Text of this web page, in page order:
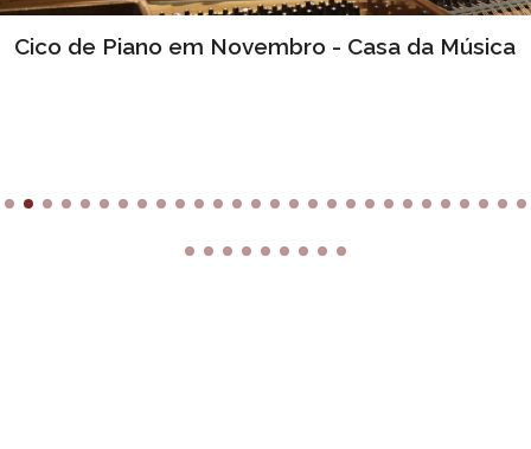
Cico de Piano em Novembro - Casa da Música